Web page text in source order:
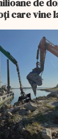
de
care vine